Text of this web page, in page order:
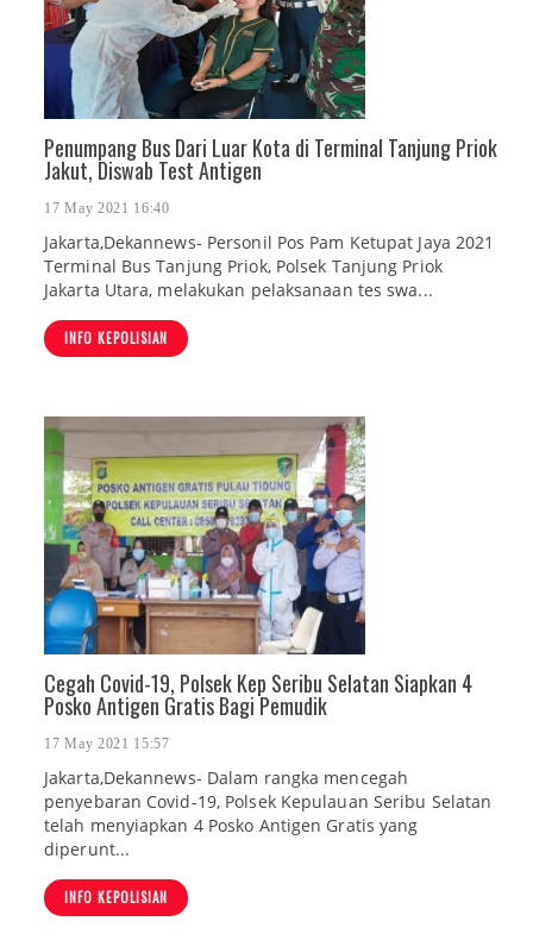
Penumpang Bus Dari Luar Kota di Terminal Tanjung Priok
Jakut, Diswab Test Antigen
17 May 2021 16:40
Jakarta,Dekannews- Personil Pos Pam Ketupat Jaya 2021
Terminal Bus Tanjung Priok, Polsek Tanjung Priok
Jakarta Utara, melakukan pelaksanaan tes swa...
INFO KEPOLISIAN
Cegah Covid-19, Polsek Kep Seribu Selatan Siapkan 4
Posko Antigen Gratis Bagi Pemudik
17 May 2021 15:57
Jakarta,Dekannews- Dalam rangka mencegah
penyebaran Covid-19, Polsek Kepulauan Seribu Selatan
telah menyiapkan 4 Posko Antigen Gratis yang
diperunt...
INFO KEPOLISIAN